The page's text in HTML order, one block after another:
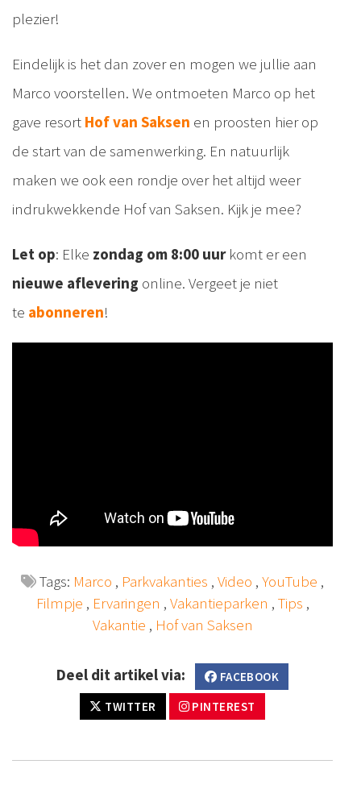
plezier!
Eindelijk is het dan zover en mogen we jullie aan
Marco voorstellen. We ontmoeten Marco op het
gave resort Hof van Saksen en proosten hier op
de start van de samenwerking. En natuurlijk
maken we ook een rondje over het altijd weer
indrukwekkende Hof van Saksen. Kijk je mee?
Let op: Elke zondag om 8:00 uurkomt er een
nieuwe aflevering online. Vergeet je niet
te abonneren!
Tags: Marco , Parkvakanties , Video , YouTube ,
Filmpje , Ervaringen , Vakantieparken , Tips ,
Vakantie , Hof van Saksen
Deel dit artikel via:
FACEBOOK
TWITTER
PINTEREST